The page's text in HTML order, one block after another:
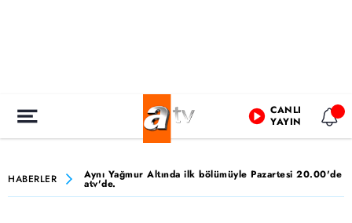
CANLI
YAYIN
HABERLER Aynı Yağmur Altında ilk bölümüyle Pazartesi 20.00'de
atv'de.